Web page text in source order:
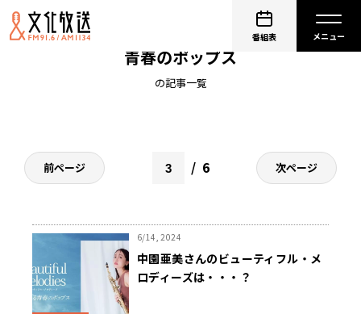
番組表
ビューティフル・メロディーズ～よみがえる
青春のポップス
の記事一覧
前ページ 6 次ページ
6/14, 2024
中園亜美さんのビューティフル・メ
ロディーズは・・・？